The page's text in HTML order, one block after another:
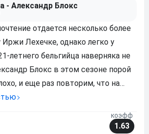
- Александр Блокс
отдается несколько более
Лехечке, однако легко у
летнего бельгийца наверняка не
Блокс в этом сезоне порой
и еще раз повторим, что на
турнире теннисист остановился
В свою очередь Иржи Лехечка
и считаем, чт
коэфф
1.63